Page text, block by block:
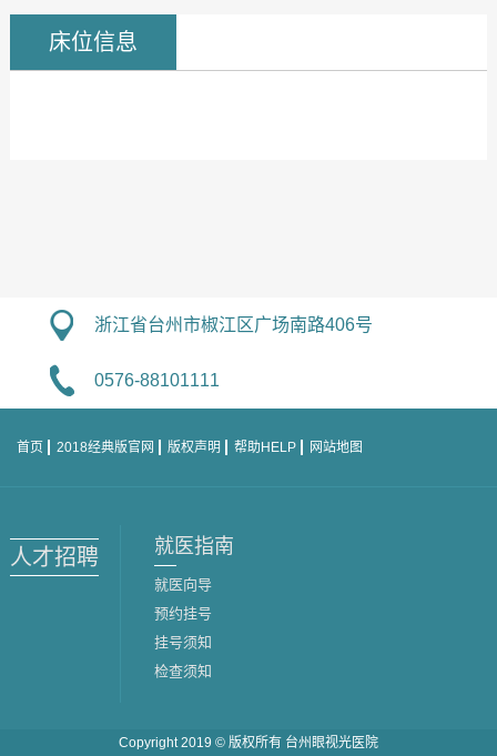
床位信息
浙江省台州市椒江区广场南路406号
0576-88101111
首页 2018经典版官网 版权声明 帮助HELP 网站地图
人才招聘 就医指南
就医向导
预约挂号
挂号须知
检查须知
Copyright 2019 © 版权所有 台州眼视光医院